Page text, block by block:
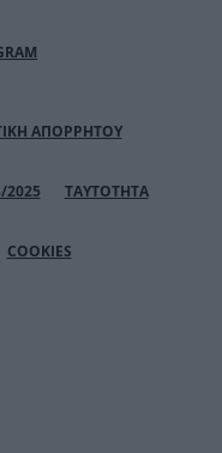
ΑΠΟΡΡΗΤΟΥ
ΤΑΥΤΟΤΗΤΑ
COOKIES